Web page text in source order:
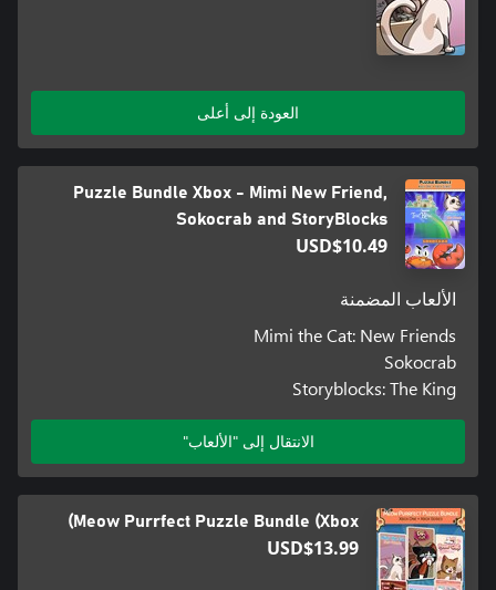
العودة إلى أعلى
Puzzle Bundle Xbox - Mimi New Friend,
Sokocrab and StoryBlocks
USD$10.49
الألعاب المضمنة
Mimi the Cat: New Friends
Sokocrab
Storyblocks: The King
الانتقال إلى "الألعاب"
Meow Purrfect Puzzle Bundle (Xbox)
USD$13.99